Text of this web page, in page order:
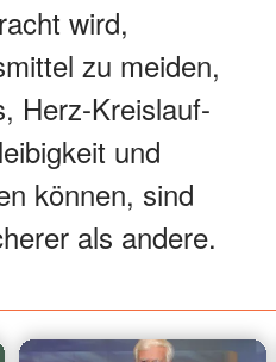
wird,
zu meiden,
Herz-Kreislauf-
und
können, sind
als andere.